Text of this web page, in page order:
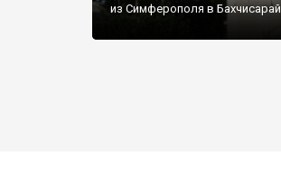
из Симферополя в Бахчисарай.